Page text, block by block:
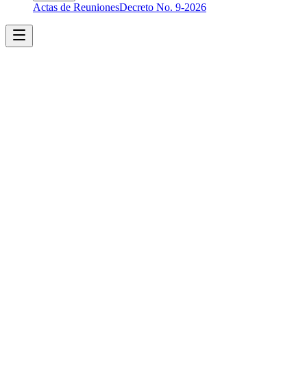
Actas de ReunionesDecreto No. 9-2026